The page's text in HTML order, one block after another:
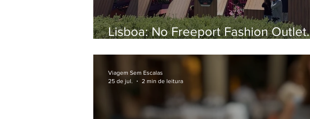
Lisboa: No Freeport Fashion Outlet.
Viagem Sem Escalas
25 de jul.
2 min de leitura